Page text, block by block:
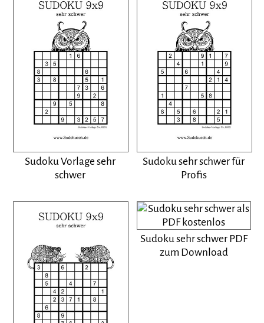
Sudoku Vorlage sehr
schwer
Sudoku sehr schwer für
Profis
Sudoku sehr schwer PDF
zum Download